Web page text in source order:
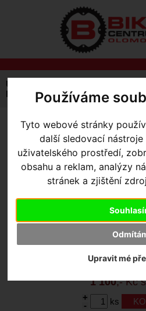
Používáme
Tyto webové stránky
další sledovací
uživatelského prostředí,
obsahu a reklam, analýzy
stránek a zjištění
Upravit mé
Úvodní strana
Pánské
Krátké Castelli -
CASTELLI -
RUKAVICE
SMOKY GRAY M
Kód výrobce:
Ano, v
24
1 100,- Kč
+
-
ks